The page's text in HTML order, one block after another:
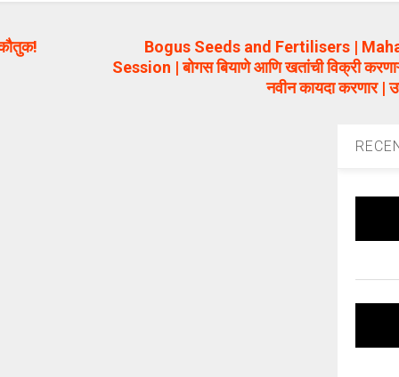
Bogus Seeds and Fertilisers |
Session | बोगस बियाणे आणि खतांची विक्री
नवीन कायदा करणार |